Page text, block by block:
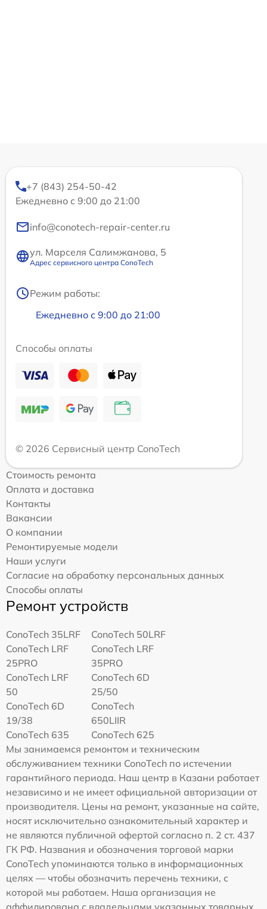
+7 (843) 254-50-42
Ежедневно с 9:00 до 21:00
info@conotech-repair-center.ru
ул. Марселя Салимжанова, 5
Адрес сервисного центра ConoTech
Режим работы:
Ежедневно с 9:00 до 21:00
Способы оплаты
© 2026 Сервисный центр ConoTech
Стоимость ремонта
Оплата и доставка
Контакты
Вакансии
О компании
Ремонтируемые модели
Наши услуги
Согласие на обработку персональных данных
Способы оплаты
Ремонт устройств
ConoTech 35LRF
ConoTech 50LRF
ConoTech LRF
25PRO
ConoTech LRF
35PRO
ConoTech LRF
50
ConoTech 6D
25/50
ConoTech 6D
19/38
ConoTech
650LIIR
ConoTech 635
ConoTech 625
Мы занимаемся ремонтом и техническим
обслуживанием техники ConoTech по истечении
гарантийного периода. Наш центр в Казани работает
независимо и не имеет официальной авторизации от
производителя. Цены на ремонт, указанные на сайте,
носят исключительно ознакомительный характер и
не являются публичной офертой согласно п. 2 ст. 437
ГК РФ. Названия и обозначения торговой марки
ConoTech упоминаются только в информационных
целях — чтобы обозначить перечень техники, с
которой мы работаем. Наша организация не
аффилирована с владельцами указанных товарных